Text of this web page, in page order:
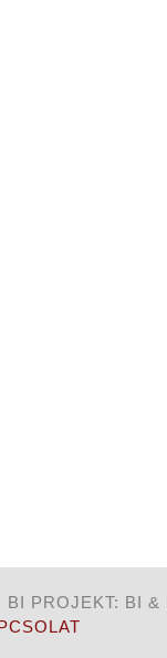
BI PROJEKT: BI &